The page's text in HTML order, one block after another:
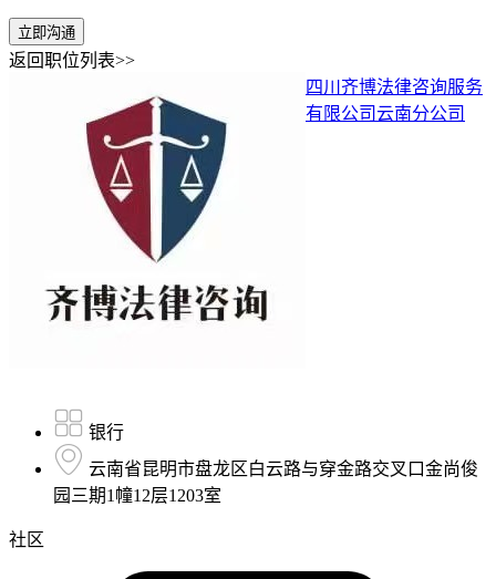
立即沟通
返回职位列表>>
四川齐博法律咨询服务
有限公司云南分公司
银行
云南省昆明市盘龙区白云路与穿金路交叉口金尚俊
园三期1幢12层1203室
社区